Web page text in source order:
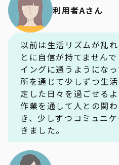
利用者Aさん
以前は生活リズムが乱
とに自信が持てませんで
イングに通うようにな
所を通じて少しずつ生
定した日々を過ごせるよ
作業を通して人との関
き、少しずつコミュニ
きました。